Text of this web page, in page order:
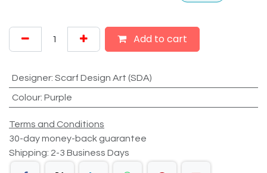
Add to cart
Designer: Scarf Design Art (SDA)
Colour: Purple
Terms and Conditions
30-day money-back guarantee
Shipping: 2-3 Business Days